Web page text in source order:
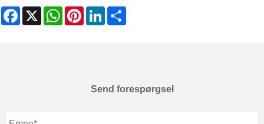
Facebook
X WhatsAppPinterestLinkedIn
Send forespørgsel